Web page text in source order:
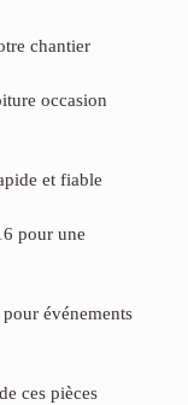
chantier
occasion
et fiable
pour une
événements
ces pièces